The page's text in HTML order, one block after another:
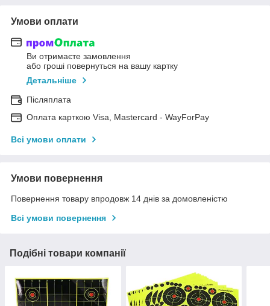
Умови оплати
Ви отримаєте замовлення
або гроші повернуться на вашу картку
Детальніше
Післяплата
Оплата карткою Visa, Mastercard - WayForPay
Всі умови оплати
Умови повернення
Повернення товару впродовж 14 днів за домовленістю
Всі умови повернення
Подібні товари компанії